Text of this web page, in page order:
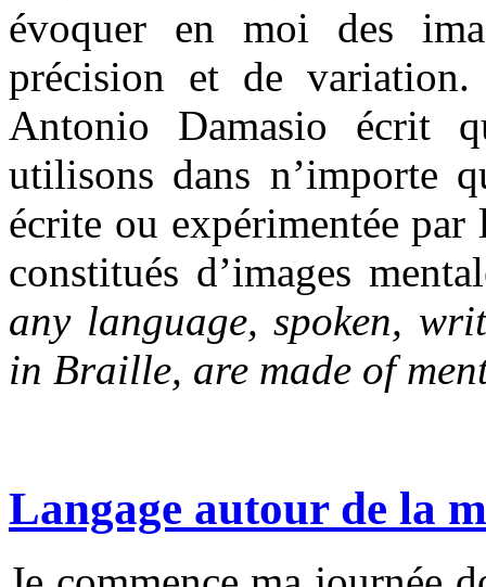
évoquer en moi des
précision et de variation.
Antonio Damasio écrit
utilisons dans n’importe
écrite ou expérimentée
constitués d’images
any language, spoken,
in Braille, are made of
Langage autour de la